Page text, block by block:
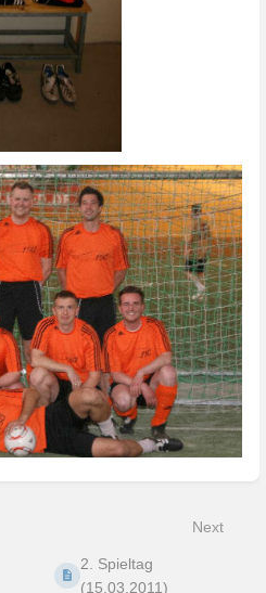
Next
2. Spieltag
(15.03.2011)